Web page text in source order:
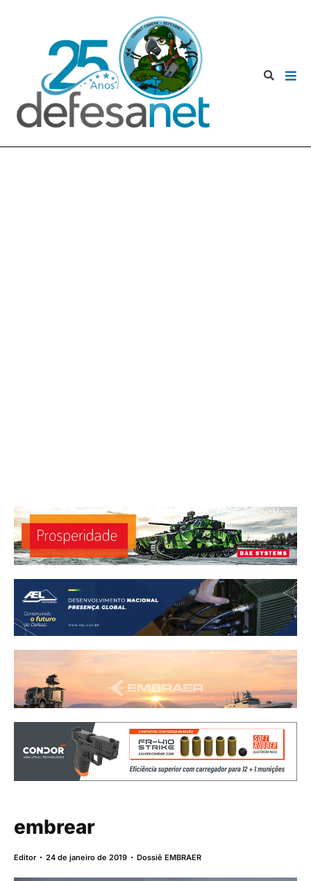
embrear
Editor 24 de janeiro de 2019 Dossiê EMBRAER